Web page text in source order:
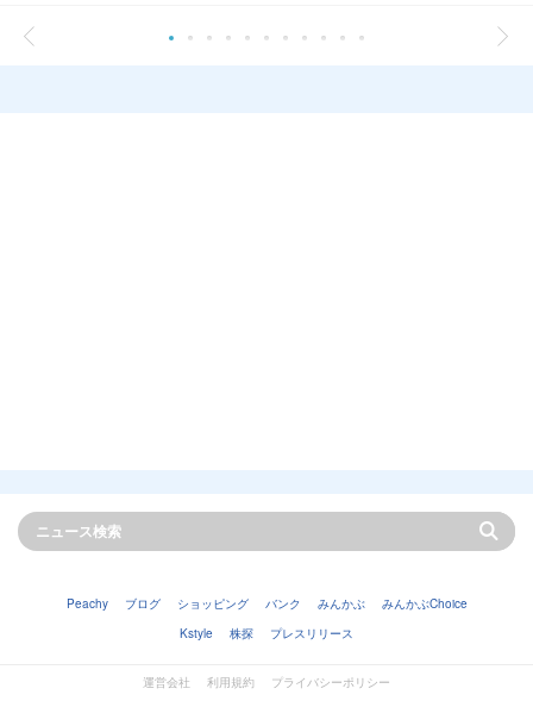
Peachy ブログ ショッピング バンク みんかぶ
みんかぶChoice
Kstyle
株探 プレスリリース
運営会社 利用規約 プライバシーポリシー